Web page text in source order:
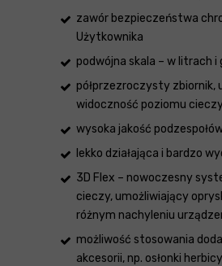
zawór bezpieczeństwa
Użytkownika
podwójna skala – w litrach i
półprzezroczysty zbiornik,
widoczność poziomu
wysoka jakość
lekko działająca i bardzo
3D Flex – nowoczesny
cieczy, umożliwiający
różnym nachyleniu
możliwość stosowania
akcesorii, np. osłonki